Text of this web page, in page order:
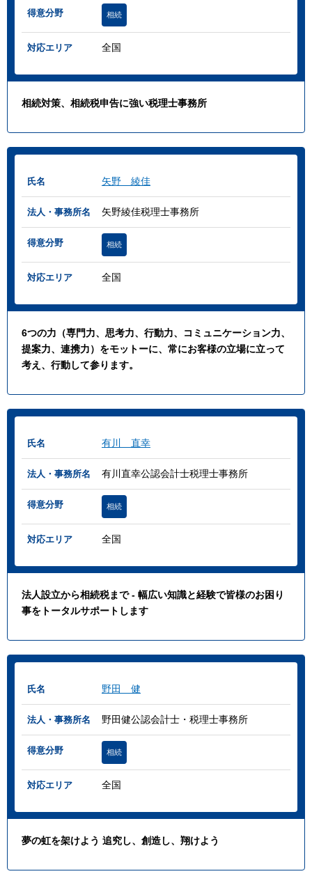
得意分野 相続
対応エリア 全国
相続対策、相続税申告に強い税理士事務所
氏名 矢野 綾佳
法人・事務所名 矢野綾佳税理士事務所
得意分野 相続
対応エリア 全国
6つの力（専門力、思考力、行動力、コミュニケーション力、
提案力、連携力）をモットーに、常にお客様の立場に立って
考え、行動して参ります。
氏名 有川 直幸
法人・事務所名 有川直幸公認会計士税理士事務所
得意分野 相続
対応エリア 全国
法人設立から相続税まで - 幅広い知識と経験で皆様のお困り
事をトータルサポートします
氏名 野田 健
法人・事務所名 野田健公認会計士・税理士事務所
得意分野 相続
対応エリア 全国
夢の虹を架けよう 追究し、創造し、翔けよう